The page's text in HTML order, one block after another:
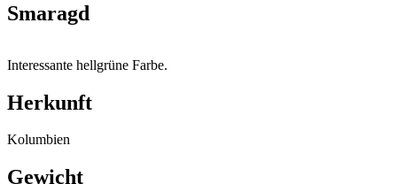
Smaragd
Interessante hellgrüne Farbe.
Herkunft
Kolumbien
Gewicht